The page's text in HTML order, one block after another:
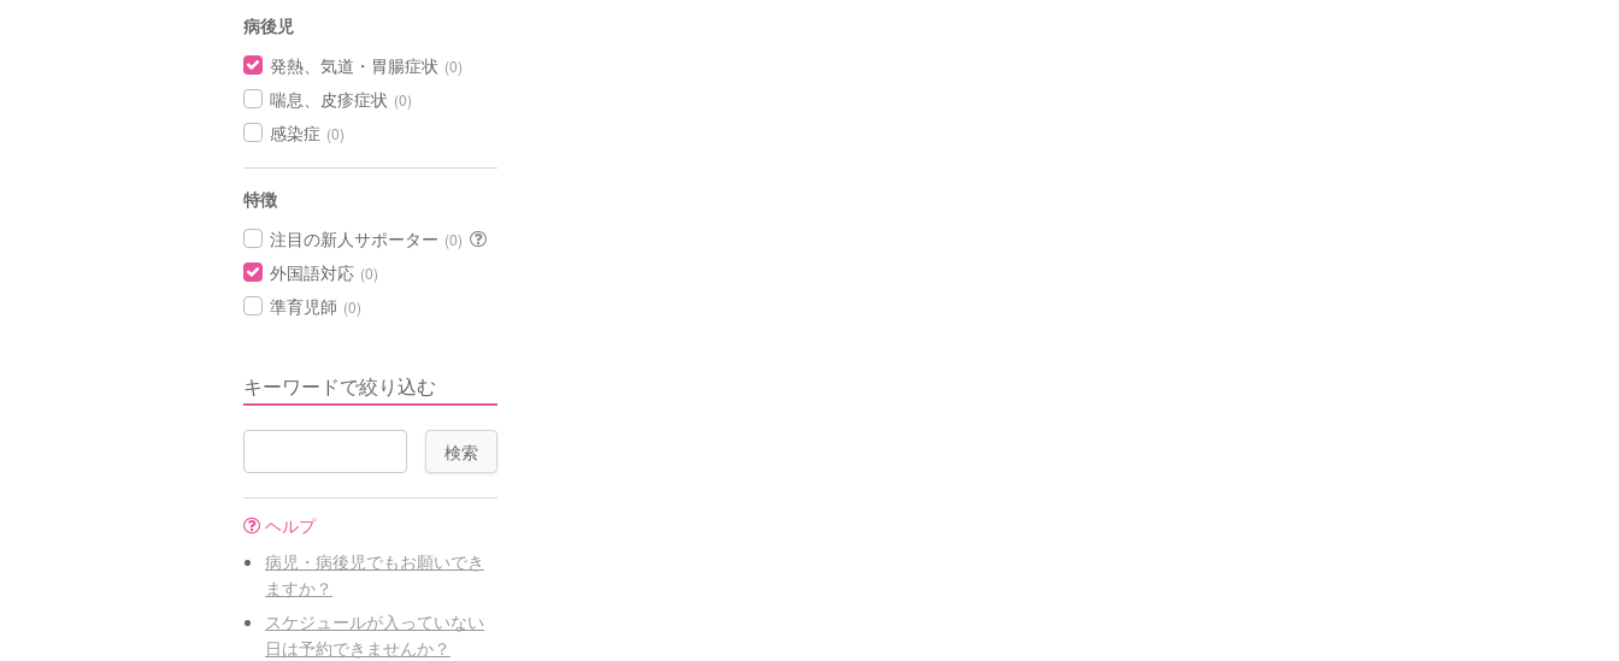
病後児
発熱、気道・胃腸症状 (0)
喘息、皮疹症状 (0)
感染症 (0)
特徴
注目の新人サポーター (0)
外国語対応 (0)
準育児師 (0)
キーワードで絞り込む
ヘルプ
病児・病後児でもお願いでき
ますか？
スケジュールが入っていない
日は予約できませんか？